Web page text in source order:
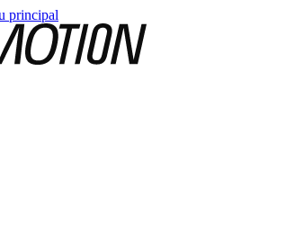
principal